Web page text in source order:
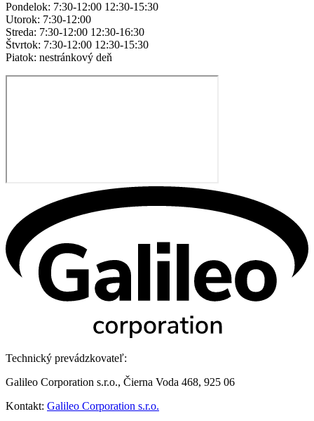
Pondelok: 7:30-12:00 12:30-15:30
Utorok: 7:30-12:00
Streda: 7:30-12:00 12:30-16:30
Štvrtok: 7:30-12:00 12:30-15:30
Piatok: nestránkový deň
Technický prevádzkovateľ:
Galileo Corporation s.r.o., Čierna Voda 468, 925 06
Kontakt: Galileo Corporation s.r.o.